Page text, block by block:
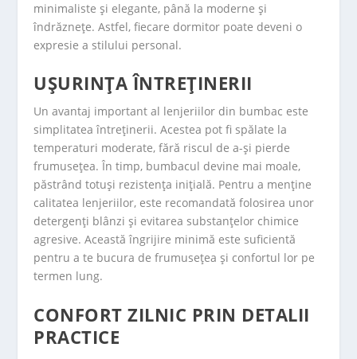
minimaliste și elegante, până la moderne și
îndrăznețe. Astfel, fiecare dormitor poate deveni o
expresie a stilului personal.
UȘURINȚA ÎNTREȚINERII
Un avantaj important al lenjeriilor din bumbac este
simplitatea întreținerii. Acestea pot fi spălate la
temperaturi moderate, fără riscul de a-și pierde
frumusețea. În timp, bumbacul devine mai moale,
păstrând totuși rezistența inițială. Pentru a menține
calitatea lenjeriilor, este recomandată folosirea unor
detergenți blânzi și evitarea substanțelor chimice
agresive. Această îngrijire minimă este suficientă
pentru a te bucura de frumusețea și confortul lor pe
termen lung.
CONFORT ZILNIC PRIN DETALII
PRACTICE